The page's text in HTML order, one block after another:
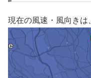
現在の風速・風向きは